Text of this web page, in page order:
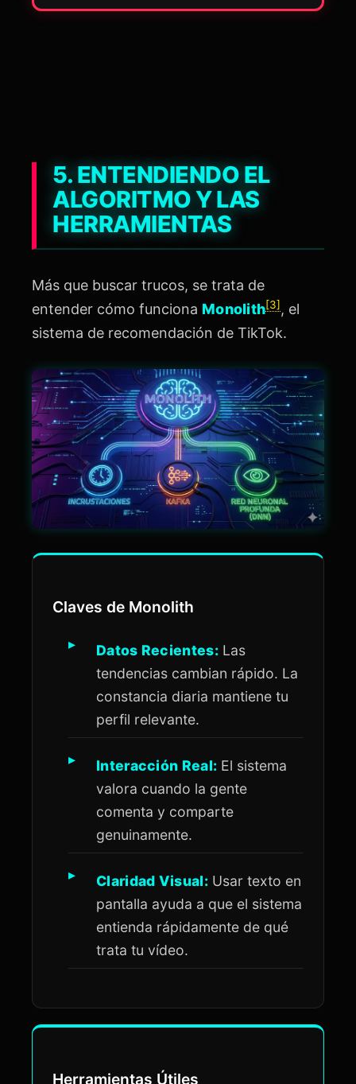
5. ENTENDIENDO EL
ALGORITMO Y LAS
HERRAMIENTAS
Más que buscar trucos, se trata de
entender cómo funciona Monolith[3] , el
sistema de recomendación de TikTok.
Claves de Monolith
Datos Recientes:Las
tendencias cambian rápido. La
constancia diaria mantiene tu
perfil relevante.
Interacción Real: El sistema
valora cuando la gente
comenta y comparte
genuinamente.
Claridad Visual:Usar texto en
pantalla ayuda a que el sistema
entienda rápidamente de qué
trata tu vídeo.
Herramientas Útiles